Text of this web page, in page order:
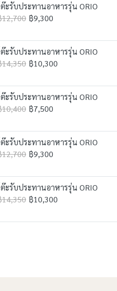
ะรับประทานอาหารรุ่น ORIO
฿9,300
ะรับประทานอาหารรุ่น ORIO
฿10,300
ะรับประทานอาหารรุ่น ORIO
฿7,500
ะรับประทานอาหารรุ่น ORIO
฿9,300
ะรับประทานอาหารรุ่น ORIO
฿10,300